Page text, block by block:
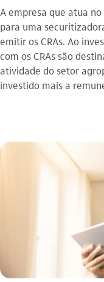
A empresa que atua
para uma
emitir os CRAs. Ao
com os CRAs são
atividade do setor
investido mais a